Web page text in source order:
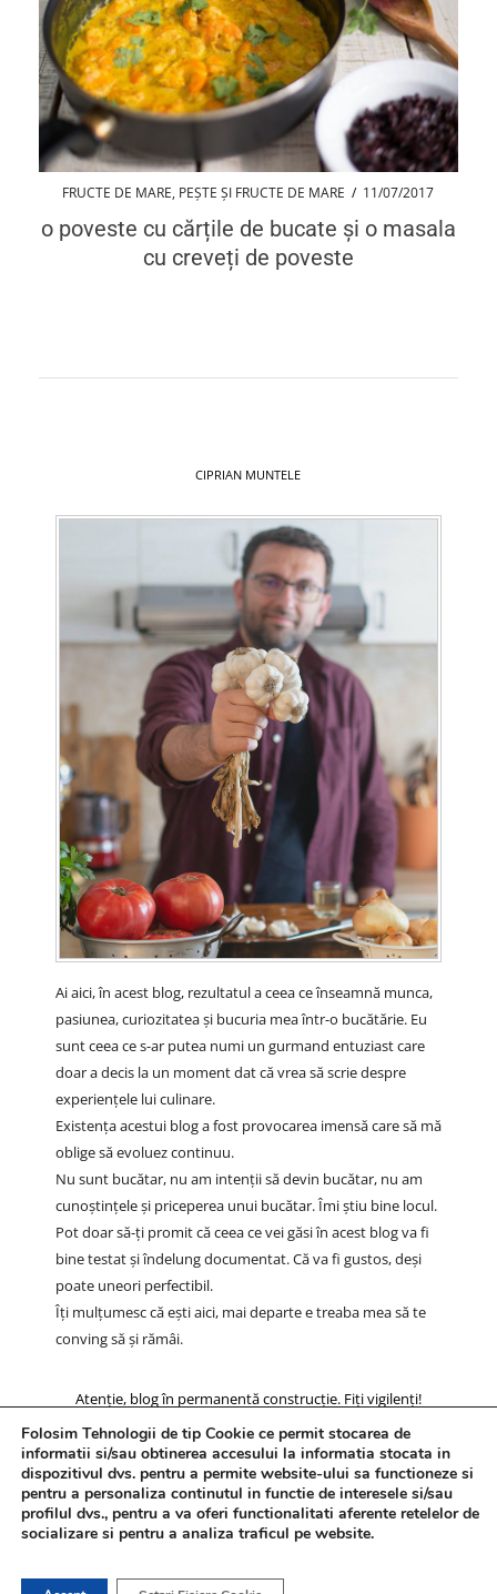
FRUCTE DE MARE, PEȘTE ȘI FRUCTE DE MARE / 11/07/2017
o poveste cu cărțile de bucate și o masala
cu creveți de poveste
CIPRIAN MUNTELE
Ai aici, în acest blog, rezultatul a ceea ce înseamnă munca,
pasiunea, curiozitatea și bucuria mea într-o bucătărie. Eu
sunt ceea ce s-ar putea numi un gurmand entuziast care
doar a decis la un moment dat că vrea să scrie despre
experiențele lui culinare.
Existența acestui blog a fost provocarea imensă care să mă
oblige să evoluez continuu.
Nu sunt bucătar, nu am intenții să devin bucătar, nu am
cunoștințele și priceperea unui bucătar. Îmi știu bine locul.
Pot doar să-ți promit că ceea ce vei găsi în acest blog va fi
bine testat și îndelung documentat. Că va fi gustos, deși
poate uneori perfectibil.
Îți mulțumesc că ești aici, mai departe e treaba mea să te
conving să și rămâi.
Atenție, blog în permanentă construcție. Fiți vigilenți!
Folosim Tehnologii de tip Cookie ce permit stocarea de
informatii si/sau obtinerea accesului la informatia stocata in
dispozitivul dvs. pentru a permite website-ului sa functioneze si
pentru a personaliza continutul in functie de interesele si/sau
profilul dvs., pentru a va oferi functionalitati aferente retelelor de
socializare si pentru a analiza traficul pe website.